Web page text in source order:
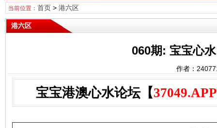
当前位置： 首页> 港六区
港六区
060期: 宝宝心
作者：
宝宝港澳心水论坛【37049.APP